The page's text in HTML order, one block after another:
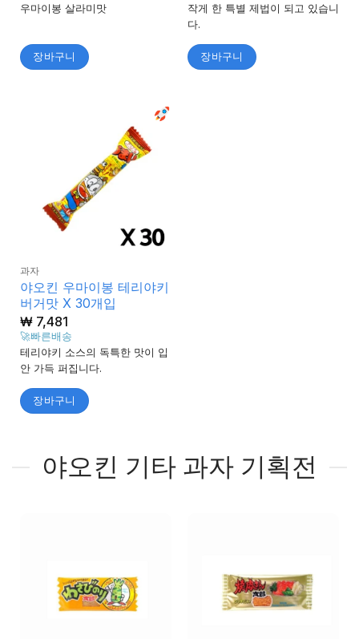
우마이봉 살라미맛
장바구니
작게 한 특별 제법이 되고 있습니
다.
장바구니
과자
야오킨 우마이봉 테리야키
버거맛 X 30개입
₩7,481
🚀빠른배송
테리야키 소스의 독특한 맛이 입
안 가득 퍼집니다.
장바구니
야오킨 기타 과자 기획전